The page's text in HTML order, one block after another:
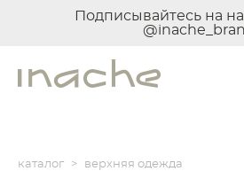
Подписывайтесь на
каталог >
верхняя одежда